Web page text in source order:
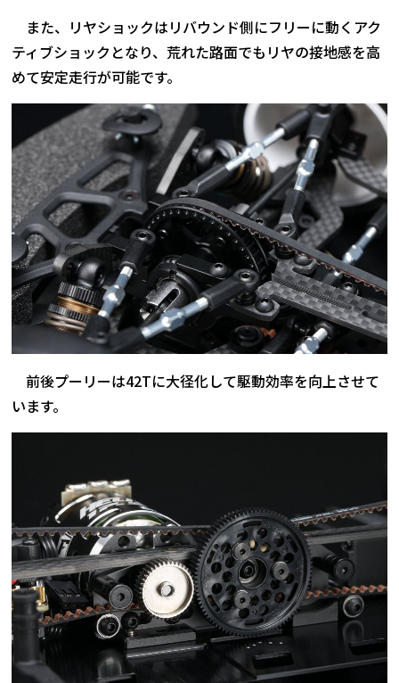
また、リヤショックはリバウンド側にフリーに動くアク
ティブショックとなり、荒れた路面でもリヤの接地感を高
めて安定走行が可能です。
前後プーリーは42Tに大径化して駆動効率を向上させて
います。